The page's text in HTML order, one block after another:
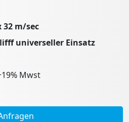
32 m/sec
universeller Einsatz
Mwst